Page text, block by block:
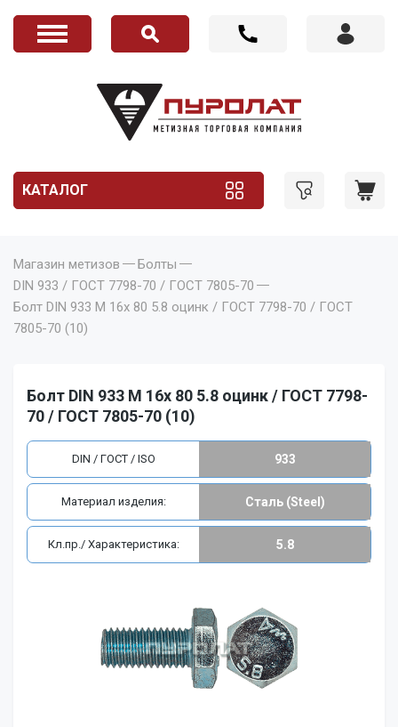
КАТАЛОГ
Магазин метизов
Болты
DIN 933 / ГОСТ 7798-70 / ГОСТ 7805-70
Болт DIN 933 M 16x 80 5.8 оцинк / ГОСТ 7798-70 / ГОСТ
7805-70 (10)
Болт DIN 933 M 16x 80 5.8 оцинк / ГОСТ 7798-
70 / ГОСТ 7805-70 (10)
DIN / ГОСТ / ISO 933
Материал изделия: Сталь (Steel)
Кл.пр./ Характеристика: 5.8